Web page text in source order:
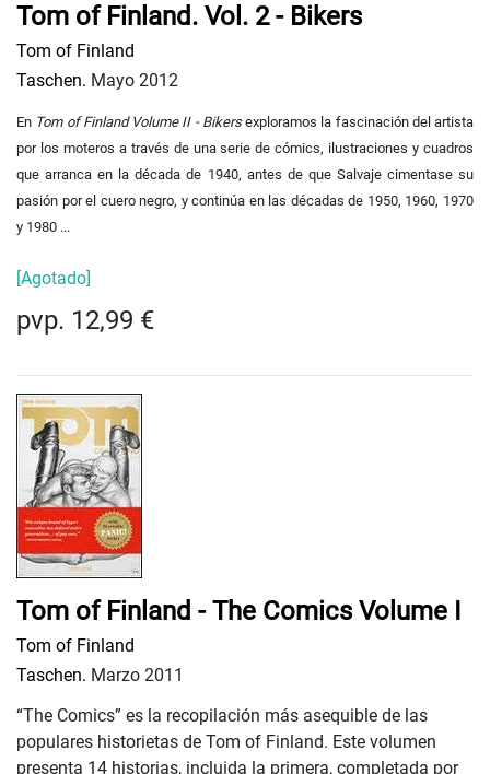
Tom of Finland. Vol. 2 - Bikers
Tom of Finland
Taschen. Mayo 2012
En Tom of Finland Volume II - Bikersexploramos la fascinación del artista
por los moteros a través de una serie de cómics, ilustraciones y cuadros
que arranca en la década de 1940, antes de que Salvaje cimentase su
pasión por el cuero negro, y continúa en las décadas de 1950, 1960, 1970
y 1980 ...
[Agotado]
pvp. 12,99 €
Tom of Finland - The Comics Volume I
Tom of Finland
Taschen. Marzo 2011
“The Comics” es la recopilación más asequible de las
populares historietas de Tom of Finland. Este volumen
presenta 14 historias, incluida la primera, completada por